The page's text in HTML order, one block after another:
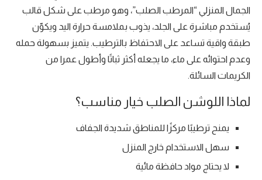
الجمال المنزلي “المرطب الصلب”، وهو مرطب على شكل قالب
يُستخدم مباشرة على الجلد، يذوب بملامسة حرارة اليد ويكوّن
طبقة واقية تساعد على الاحتفاظ بالترطيب. يتميز بسهولة حمله
وعدم احتوائه على ماء، ما يجعله أكثر ثباتًا وأطول عمرا من
الكريمات السائلة.
لماذا اللوشن الصلب خيار مناسب؟
يمنح ترطيبًا مركزًا للمناطق شديدة الجفاف
سهل الاستخدام خارج المنزل
لا يحتاج مواد حافظة مائية